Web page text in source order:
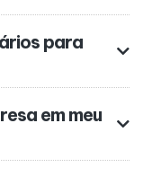
para
em meu